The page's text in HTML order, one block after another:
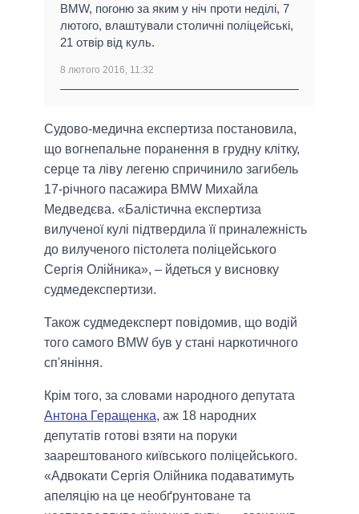
BMW, погоню за яким у ніч проти неділі, 7
лютого, влаштували столичні поліцейські,
21 отвір від куль.
8 лютого 2016, 11:32
Судово-медична експертиза постановила,
що вогнепальне поранення в грудну клітку,
серце та ліву легеню спричинило загибель
17-річного пасажира BMW Михайла
Медведєва. «Балістична експертиза
вилученої кулі підтвердила її приналежність
до вилученого пістолета поліцейського
Сергія Олійника», – йдеться у висновку
судмедекспертизи.
Також судмедексперт повідомив, що водій
того самого BMW був у стані наркотичного
сп'яніння.
Крім того, за словами народного депутата
Антона Геращенка, аж 18 народних
депутатів готові взяти на поруки
заарештованого київського поліцейського.
«Адвокати Сергія Олійника подаватимуть
апеляцію на це необґрунтоване та